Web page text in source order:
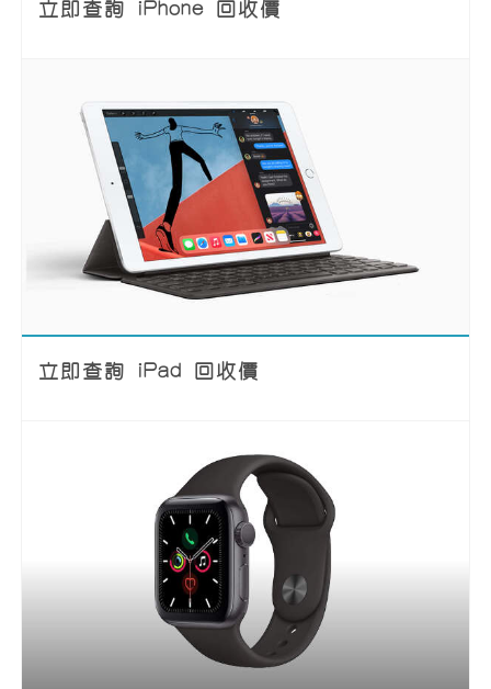
立即查詢 iPhone 回收價
立即查詢 iPad 回收價